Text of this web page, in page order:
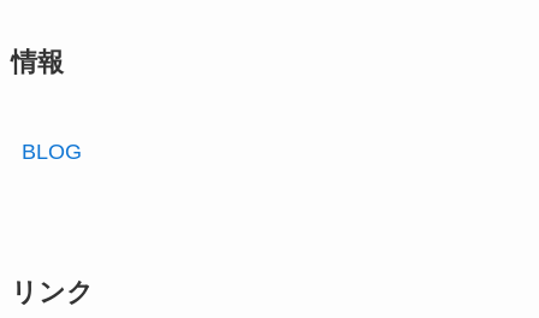
情報
BLOG
リンク